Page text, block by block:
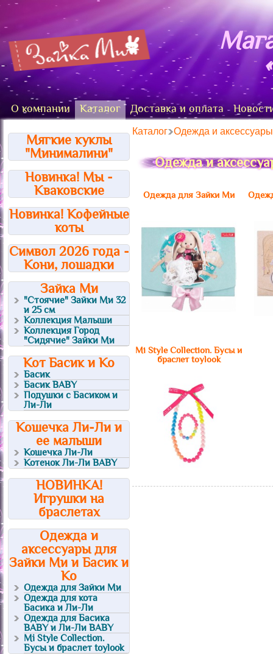
О компании Каталог Доставка и оплата
Мягкие куклы
"Минималини"
Новинка! Мы -
Кваковские
Новинка! Кофейные
коты
Символ 2026 года -
Кони, лошадки
Зайка Ми
"Стоячие" Зайки Ми 32
и 25 см
Коллекция Малыши
Коллекция Город
"Сидячие" Зайки Ми
Кот Басик и Ко
Басик
Басик BABY
Подушки с Басиком и
Ли-Ли
Кошечка Ли-Ли и
ее малыши
Кошечка Ли-Ли
Котенок Ли-Ли BABY
НОВИНКА!
Игрушки на
браслетах
Одежда и
аксессуары для
Зайки Ми и Басик и
Ко
Одежда для Зайки Ми
Одежда для кота
Басика и Ли-Ли
Одежда для Басика
BABY и Ли-Ли BABY
Mi Style Collection.
Бусы и браслет toylook
Каталог Одежда и
Одежда и
Одежда для Зайки Ми
Mi Style Collection. Бусы и
браслет toylook